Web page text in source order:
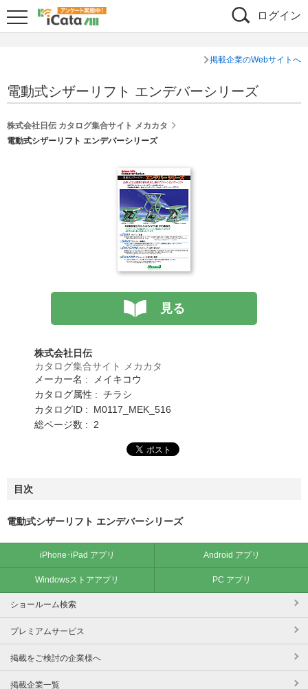
ログイン
掲載企業のWebサイトへ
電動式シザーリフト エンデバーシリーズ
株式会社日伝 カタログ集合サイト メカカタ
電動式シザーリフト エンデバーシリーズ
見る
株式会社日伝
カタログ集合サイト メカカタ
メーカー名 : メイキコウ
カタログ属性 : チラシ
カタログID : M0117_MEK_516
総ページ数 : 2
目次
電動式シザーリフト エンデバーシリーズ
iPhone･iPad アプリ Android アプリ
Windowsストアアプリ PC アプリ
ショールーム検索
プレミアムサービス
掲載をご検討の企業様へ
掲載企業一覧